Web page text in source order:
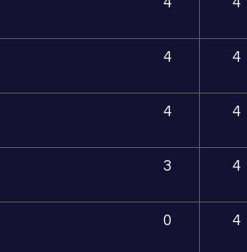
4 4
4 4
3 4
0 4